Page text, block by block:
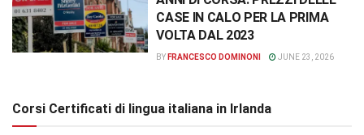
CASE IN CALO PER LA PRIMA
VOLTA DAL 2023
BY FRANCESCO DOMINONI JUNE 23, 2026
Corsi Certificati di lingua italiana in Irlanda